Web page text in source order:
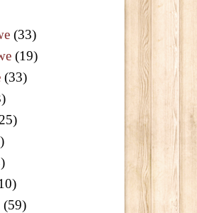
(33)
(19)
(33)
(59)